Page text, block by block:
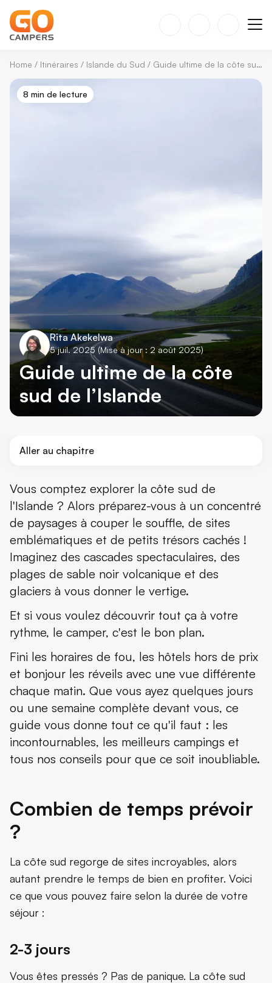
Home / Itinéraires / Islande du Sud / Guide ultime de la côte sud de l’Islande
8 min de lecture
Rita Akekelwa
5 juil. 2025 (Mise à jour : 2 août 2025)
Guide ultime de la côte
sud de l’Islande
Aller au chapitre
Camping-car : l'essentiel à savoir (campings, stations-
Les sites à ne pas manquer sur la côte sud
Les villes à découvrir
Nos derniers conseils pour les camping-caristes
Vous comptez explorer la côte sud de
l'Islande ? Alors préparez-vous à un concentré
de paysages à couper le souffle, de sites
emblématiques et de petits trésors cachés !
Imaginez des cascades spectaculaires, des
plages de sable noir volcanique et des
glaciers à vous donner le vertige.
Et si vous voulez découvrir tout ça à votre
rythme, le camper, c'est le bon plan.
Fini les horaires de fou, les hôtels hors de prix
et bonjour les réveils avec une vue différente
chaque matin. Que vous ayez quelques jours
ou une semaine complète devant vous, ce
guide vous donne tout ce qu'il faut : les
incontournables, les meilleurs campings et
tous nos conseils pour que ce soit inoubliable.
Combien de temps prévoir
?
La côte sud regorge de sites incroyables, alors
autant prendre le temps de bien en profiter. Voici
ce que vous pouvez faire selon la durée de votre
séjour :
2-3 jours
Vous êtes pressés ? Pas de panique. La côte sud